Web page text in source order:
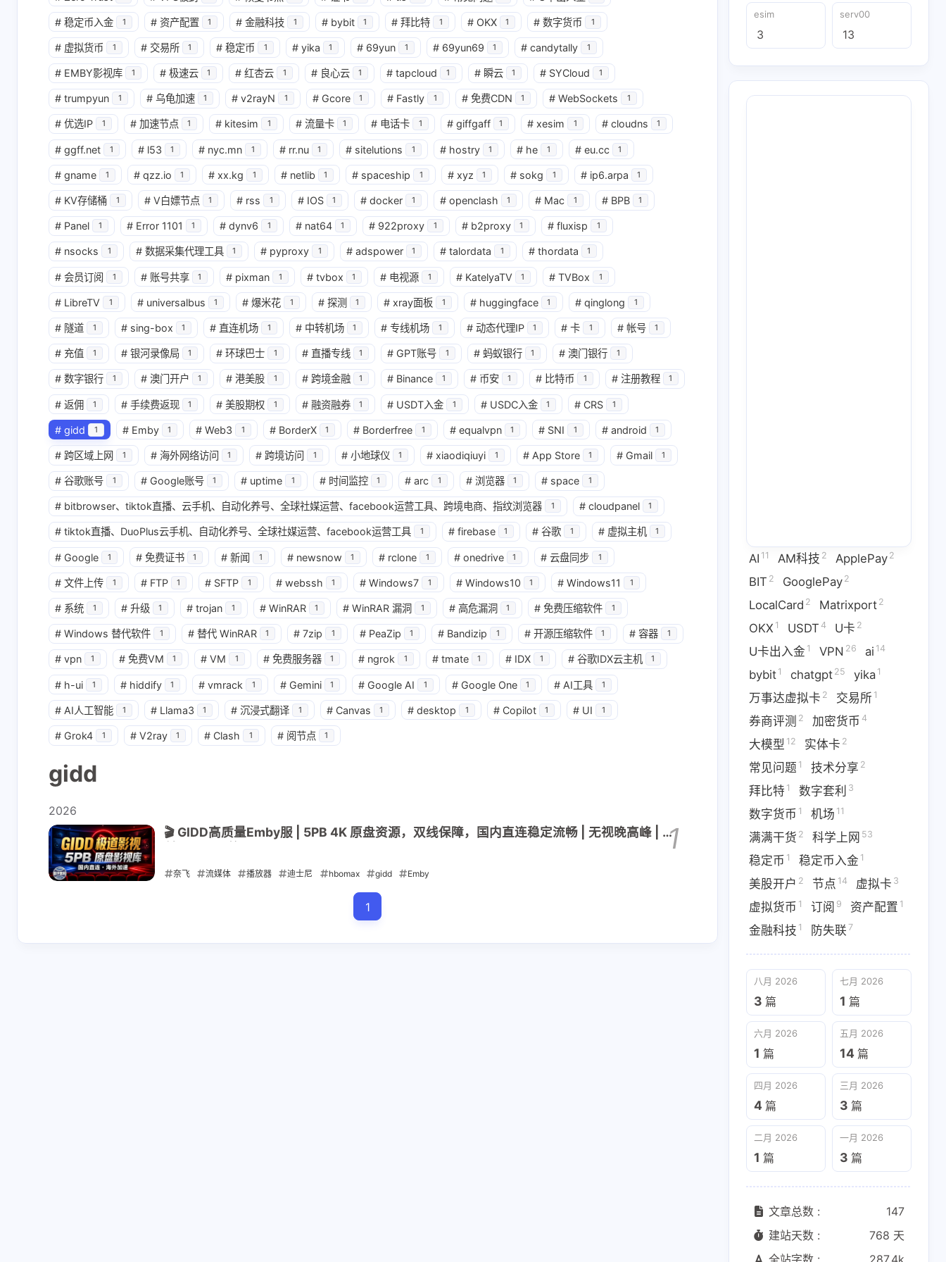
互动
最新评论
无法获取评论，请确认相关配置是否正确
兴趣点
寻找你感兴趣的领域
AI 11 AM科技2 ApplePay2 BIT
Matrixport2 OKX1 USDT4 U卡2 U卡出入金
bybit1 chatgpt25 yika1 万事达虚拟卡
加密货币4 大模型12 实体卡 2 常见问题1
数字套利3 数字货币 1 机场 11 满满干货 2 科学上网
稳定币入金1 美股开户 2 节点14 虚拟卡
资产配置1 金融科技1 防失联7
八月 2026
3
七月 2026
1 篇 1篇
五月 2026
14篇
四月 2026
4篇
三月 2026
3篇
二月 2026 一月 2026
3篇
# 稳定币入金 1 # 资产配置 1 # 金融科技 1 # bybit 1 # 拜比特 1 # OKX 1 # 数字货币 1
# 虚拟货币 1 # 交易所 1 # 稳定币 1 # yika 1 # 69yun 1 # 69yun69 1 # candytally 1
# EMBY影视库 1 # 极速云 1 # 红杏云 1 # 良心云 1 # tapcloud 1 # 瞬云 1 # SYCloud 1
# trumpyun 1 # 乌龟加速 1 # v2rayN 1 # Gcore 1 # Fastly 1 # 免费CDN 1 # WebSockets 1
# 优选IP 1 # 加速节点 1 # kitesim 1 # 流量卡 1 # 电话卡 1 # giffgaff 1 # xesim 1 # cloudns 1
# ggff.net 1 # l53 1 # nyc.mn 1 # rr.nu 1 # sitelutions 1 # hostry 1 # he 1 # eu.cc 1
# gname 1 # qzz.io 1 # xx.kg 1 # netlib 1 # spaceship 1 # xyz 1 # sokg 1 # ip6.arpa 1
# KV存储桶 1 # V白嫖节点 1 # rss 1 # IOS 1 # docker 1 # openclash 1 # Mac 1 # BPB 1
# Panel 1 # Error 1101 1 # dynv6 1 # nat64 1 # 922proxy 1 # b2proxy 1 # fluxisp 1
# nsocks 1 # 数据采集代理工具 1 # pyproxy 1 # adspower 1 # talordata 1 # thordata 1
# 会员订阅 1 # 账号共享 1 # pixman 1 # tvbox 1 # 电视源 1 # KatelyaTV 1 # TVBox 1
# LibreTV 1 # universalbus 1 # 爆米花 1 # 探测 1 # xray面板 1 # huggingface 1 # qinglong 1
# 隧道 1 # sing-box 1 # 直连机场 1 # 中转机场 1 # 专线机场 1 # 动态代理IP 1 # 卡 1 # 帐号 1
# 充值 1 # 银河录像局 1 # 环球巴士 1 # 直播专线 1 # GPT账号 1 # 蚂蚁银行 1 # 澳门银行 1
# 数字银行 1 # 澳门开户 1 # 港美股 1 # 跨境金融 1 # Binance 1 # 币安 1 # 比特币 1 # 注册教程 1
# 返佣 1 # 手续费返现 1 # 美股期权 1 # 融资融券 1 # USDT入金 1 # USDC入金 1 # CRS 1
# gidd 1 # Emby 1 # Web3 1 # BorderX 1 # Borderfree 1 # equalvpn 1 # SNI 1 # android 1
# 跨区域上网 1 # 海外网络访问 1 # 跨境访问 1 # 小地球仪 1 # xiaodiqiuyi 1 # App Store 1 # Gmail 1
# 谷歌账号 1 # Google账号 1 # uptime 1 # 时间监控 1 # arc 1 # 浏览器 1 # space 1
# bitbrowser、tiktok直播、云手机、自动化养号、全球社媒运营、facebook运营工具、跨境电商、指纹浏览器 1 # cloudpanel 1
# tiktok直播、DuoPlus云手机、自动化养号、全球社媒运营、facebook运营工具 1 # firebase 1 # 谷歌 1 # 虚拟主机 1
# Google 1 # 免费证书 1 # 新闻 1 # newsnow 1 # rclone 1 # onedrive 1 # 云盘同步 1
# 文件上传 1 # FTP 1 # SFTP 1 # webssh 1 # Windows7 1 # Windows10 1 # Windows11 1
# 系统 1 # 升级 1 # trojan 1 # WinRAR 1 # WinRAR 漏洞 1 # 高危漏洞 1 # 免费压缩软件 1
# Windows 替代软件 1 # 替代 WinRAR 1 # 7zip 1 # PeaZip 1 # Bandizip 1 # 开源压缩软件 1 # 容器 1
# vpn 1 # 免费VM 1 # VM 1 # 免费服务器 1 # ngrok 1 # tmate 1 # IDX 1 # 谷歌IDX云主机 1
# h-ui 1 # hiddify 1 # vmrack 1 # Gemini 1 # Google AI 1 # Google One 1 # AI工具 1
# AI人工智能 1 # Llama3 1 # 沉浸式翻译 1 # Canvas 1 # desktop 1 # Copilot 1 # UI 1
# Grok4 1 # V2ray 1 # Clash 1 # 阅节点 1
gidd
2026
🎬 GIDD高质量Emby服 | 5PB 4K 原盘资源，双线保障，国内直连稳定流畅 | 无视晚高峰 | 年
1
奈飞 流媒体 播放器 迪士尼 hbomax gidd Emby
1
esim
3
serv00
13
AI 11 AM科技 2 ApplePay 2
BIT 2 GooglePay 2
LocalCard 2 Matrixport 2
OKX 1 USDT 4 U卡 2
U卡出入金 1 VPN 26 ai 14
bybit 1 chatgpt 25 yika 1
万事达虚拟卡 2 交易所 1
券商评测 2 加密货币 4
大模型 12 实体卡 2
常见问题 1 技术分享 2
拜比特 1 数字套利 3
数字货币 1 机场 11
满满干货 2 科学上网 53
稳定币 1 稳定币入金 1
美股开户 2 节点 14 虚拟卡 3
虚拟货币 1 订阅 9 资产配置 1
金融科技 1 防失联 7
八月 2026
3 篇
七月 2026
1 篇
六月 2026
1 篇
五月 2026
14 篇
四月 2026
4 篇
三月 2026
3 篇
二月 2026
1 篇
一月 2026
3 篇
文章总数 :
147
建站天数 :
768 天
全站字数 :
287.4k